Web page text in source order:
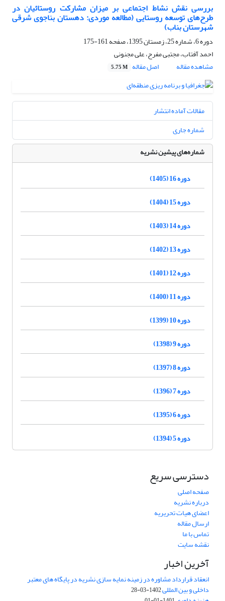
بررسی نقش نشاط اجتماعی بر میزان مشارکت روستائیان در
طرح‌های توسعه روستایی (مطالعه موردی: دهستان بناجوی شرقی
شهرستان بناب)
دوره 6، شماره 25، زمستان 1395، صفحه
161-175
احمد آفتاب، مجتبی مفرح، علی مجنونی
مشاهده مقاله
اصل مقاله 5.75 M
مقالات آماده انتشار
شماره جاری
شماره‌های پیشین نشریه
دوره 16 (1405)
دوره 15 (1404)
دوره 14 (1403)
دوره 13 (1402)
دوره 12 (1401)
دوره 11 (1400)
دوره 10 (1399)
دوره 9 (1398)
دوره 8 (1397)
دوره 7 (1396)
دوره 6 (1395)
دوره 5 (1394)
دسترسی سریع
صفحه اصلی
درباره نشریه
اعضای هیات تحریریه
ارسال مقاله
تماس با ما
نقشه سایت
آخرین اخبار
انعقاد قرارداد مشاوره در زمینه نمایه سازی نشریه در پایگاه های معتبر
داخلی و بین المللی1402-03-28